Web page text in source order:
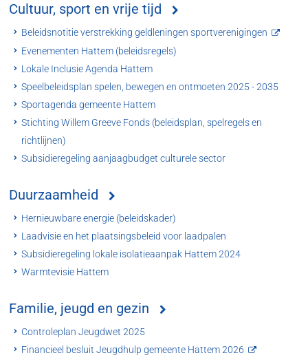
Cultuur, sport en vrije tijd
Beleidsnotitie verstrekking geldleningen sportverenigingen
Evenementen Hattem (beleidsregels)
Lokale Inclusie Agenda Hattem
Speelbeleidsplan spelen, bewegen en ontmoeten 2025 - 2035
Sportagenda gemeente Hattem
Stichting Willem Greeve Fonds (beleidsplan, spelregels en
richtlijnen)
Subsidieregeling aanjaagbudget culturele sector
Duurzaamheid
Hernieuwbare energie (beleidskader)
Laadvisie en het plaatsingsbeleid voor laadpalen
Subsidieregeling lokale isolatieaanpak Hattem 2024
Warmtevisie Hattem
Familie, jeugd en gezin
Controleplan Jeugdwet 2025
Financieel besluit Jeugdhulp gemeente Hattem 2026